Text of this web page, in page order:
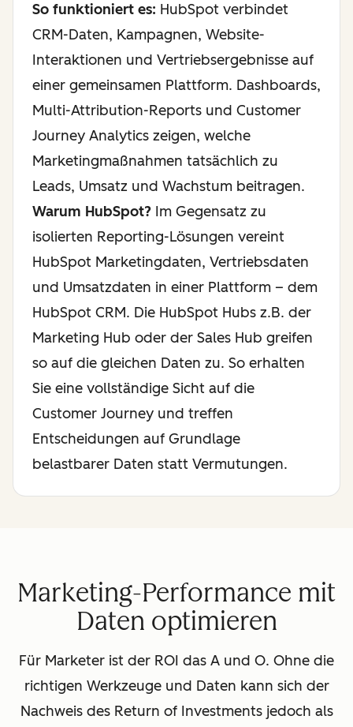
So funktioniert es: HubSpot verbindet
CRM-Daten, Kampagnen, Website-
Interaktionen und Vertriebsergebnisse auf
einer gemeinsamen Plattform. Dashboards,
Multi-Attribution-Reports und Customer
Journey Analytics zeigen, welche
Marketingmaßnahmen tatsächlich zu
Leads, Umsatz und Wachstum beitragen.
Warum HubSpot? Im Gegensatz zu
isolierten Reporting-Lösungen vereint
HubSpot Marketingdaten, Vertriebsdaten
und Umsatzdaten in einer Plattform – dem
HubSpot CRM. Die HubSpot Hubs z.B. der
Marketing Hub oder der Sales Hub greifen
so auf die gleichen Daten zu. So erhalten
Sie eine vollständige Sicht auf die
Customer Journey und treffen
Entscheidungen auf Grundlage
belastbarer Daten statt Vermutungen.
Marketing-Performance mit
Daten optimieren
Für Marketer ist der ROI das A und O. Ohne die
richtigen Werkzeuge und Daten kann sich der
Nachweis des Return of Investments jedoch als